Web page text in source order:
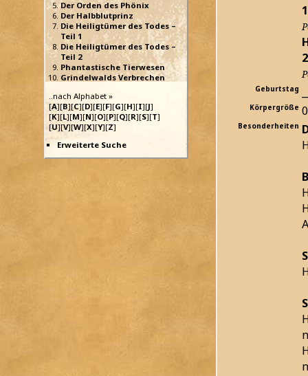
Der Orden des Phönix
Der Halbblutprinz
Die Heiligtümer des Todes –
Teil 1
Die Heiligtümer des Todes –
Teil 2
Phantastische Tierwesen
Grindelwalds Verbrechen
..nach Alphabet »
[A][B][C][D][E][F][G][H][I][J]
[K][L][M][N][O][P][Q][R][S][T]
[U][V][W][X][Y][Z]
Erweiterte Suche
1
2
Geburtstag
Körpergröße
Besonderheiten